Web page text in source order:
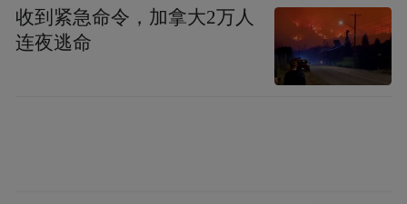
收到紧急命令，加拿大2万人
连夜逃命